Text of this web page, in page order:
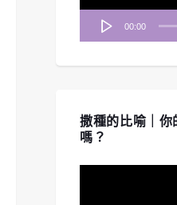
00:00
撒種的比喻｜你
嗎？